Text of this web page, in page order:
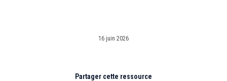
16 juin 2026
Partager cette ressource